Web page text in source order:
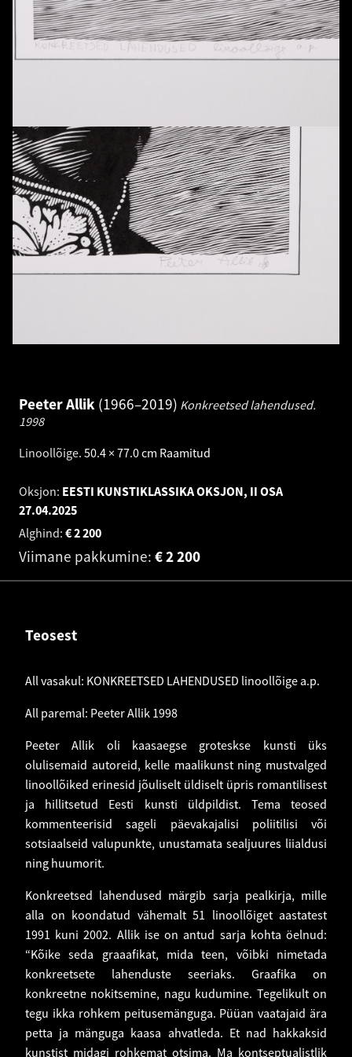
Peeter Allik 1966–2019 Konkreetsed lahendused.
1998
Linoollõige. 50.4 × 77.0 cm Raamitud
Oksjon: EESTI KUNSTIKLASSIKA OKSJON, II OSA
27.04.2025
Alghind:
2 200
€
Viimane pakkumine: 2 200
€
Teosest
All vasakul: KONKREETSED LAHENDUSED linoollõige a.p.
All paremal: Peeter Allik 1998
Peeter Allik oli kaasaegse groteskse kunsti üks
olulisemaid autoreid, kelle maalikunst ning mustvalged
linoollõiked erinesid jõuliselt üldiselt üpris romantilisest
ja hillitsetud Eesti kunsti üldpildist. Tema teosed
kommenteerisid sageli päevakajalisi poliitilisi või
sotsiaalseid valupunkte, unustamata sealjuures liialdusi
ning huumorit.
Konkreetsed lahendused märgib sarja pealkirja, mille
alla on koondatud vähemalt 51 linoollõiget aastatest
1991 kuni 2002. Allik ise on antud sarja kohta öelnud:
“Kõike seda graaafikat, mida teen, võibki nimetada
konkreetsete lahenduste seeriaks. Graafika on
konkreetne nokitsemine, nagu kudumine. Tegelikult on
tegu ikka rohkem peitusemänguga. Püüan vaatajaid ära
petta ja mänguga kaasa ahvatleda. Et nad hakkaksid
kunstist midagi rohkemat otsima. Ma kontseptualistlik